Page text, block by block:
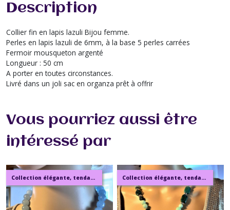
Description
Collier fin en lapis lazuli Bijou femme.
Perles en lapis lazuli de 6mm, à la base 5 perles carrées
Fermoir mousqueton argenté
Longueur : 50 cm
A porter en toutes circonstances.
Livré dans un joli sac en organza prêt à offrir
Vous pourriez aussi être
intéressé par
Collection élégante, tendance, moderne, de bijoux en ambre, pierre, perles. Collection élégante, tendance, moderne, de bijoux en ambre, pierre, perles.